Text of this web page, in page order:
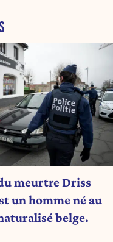
fell in Europe and
meurtre Driss
un homme né au
belge.